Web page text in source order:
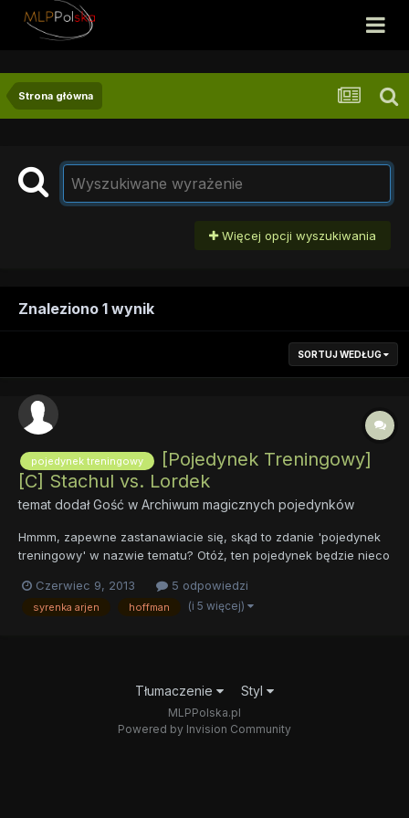
Strona główna
Więcej opcji wyszukiwania
Znaleziono 1 wynik
SORTUJ WEDŁUG
pojedynek treningowy
[Pojedynek Treningowy]
[C] Stachul vs. Lordek
temat dodał Gość w Archiwum magicznych pojedynków
Hmmm, zapewne zastanawiacie się, skąd to zdanie 'pojedynek
treningowy' w nazwie tematu? Otóż, ten pojedynek będzie nieco
tylko do ćwiczeń, nie będzie możliwy wybór zwycięzcy przez
oddawanie głosów w ankietach. Po prostu, trenin...
Czerwiec 9, 2013 5 odpowiedzi
syrenka arjen hoffman (i 5 więcej)
Tłumaczenie Styl
MLPPolska.pl
Powered by Invision Community